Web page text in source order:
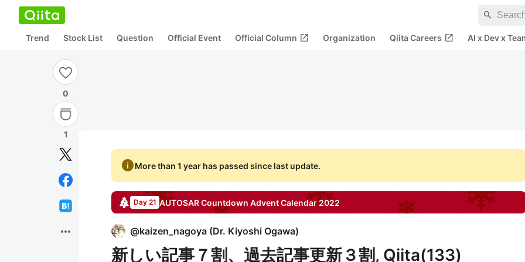
search
Trend Stock List Question Official Event Official Column open_in_new Organization Qiita Careers open_in_new AI x Dev x
0
1
more_horiz
infoMore than 1 year has passed since last update.
Day 21 AUTOSAR Countdown Advent Calendar 2022
@kaizen_nagoya (Dr. Kiyoshi Ogawa)
新しい記事７割、過去記事更新３割, Qiita(133)